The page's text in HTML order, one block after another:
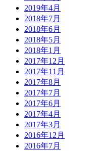
2019年4月
2018年7月
2018年6月
2018年5月
2018年1月
2017年12月
2017年11月
2017年8月
2017年7月
2017年6月
2017年4月
2017年3月
2016年12月
2016年7月